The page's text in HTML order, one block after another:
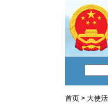
首页 > 大使